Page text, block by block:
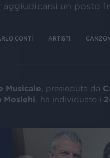
aggiudicarsi un posto
CONTI ARTISTI
Musicale , presieduta da
Moslehi , ha individuato i